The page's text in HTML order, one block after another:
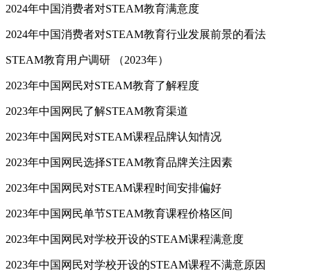
2024年中国消费者对STEAM教育满意度
2024年中国消费者对STEAM教育行业发展前景的看法
STEAM教育用户调研 （2023年）
2023年中国网民对STEAM教育了解程度
2023年中国网民了解STEAM教育渠道
2023年中国网民对STEAM课程品牌认知情况
2023年中国网民选择STEAM教育品牌关注因素
2023年中国网民对STEAM课程时间安排偏好
2023年中国网民单节STEAM教育课程价格区间
2023年中国网民对学校开设的STEAM课程满意度
2023年中国网民对学校开设的STEAM课程不满意原因